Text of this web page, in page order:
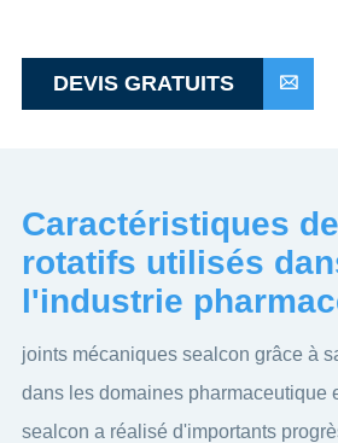

DEVIS GRATUITS
Caractéristiques
rotatifs utilisés
l'industrie
joints mécaniques sealcon grâce à
dans les domaines pharmaceutique
sealcon a réalisé d'importants